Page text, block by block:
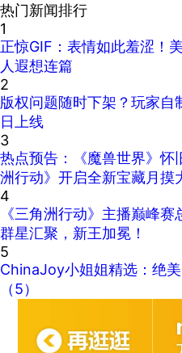
热门新闻排行
1
正惊GIF：表情如此羞涩！
人遐想连篇
2
版权问题随时下架？玩家
日上线
3
热点预告：《魔兽世界》怀
洲行动》开启全新宝藏月摸
4
《三角洲行动》主播巅峰
群星汇聚，新王加冕！
5
ChinaJoy小姐姐精选：绝
（5）